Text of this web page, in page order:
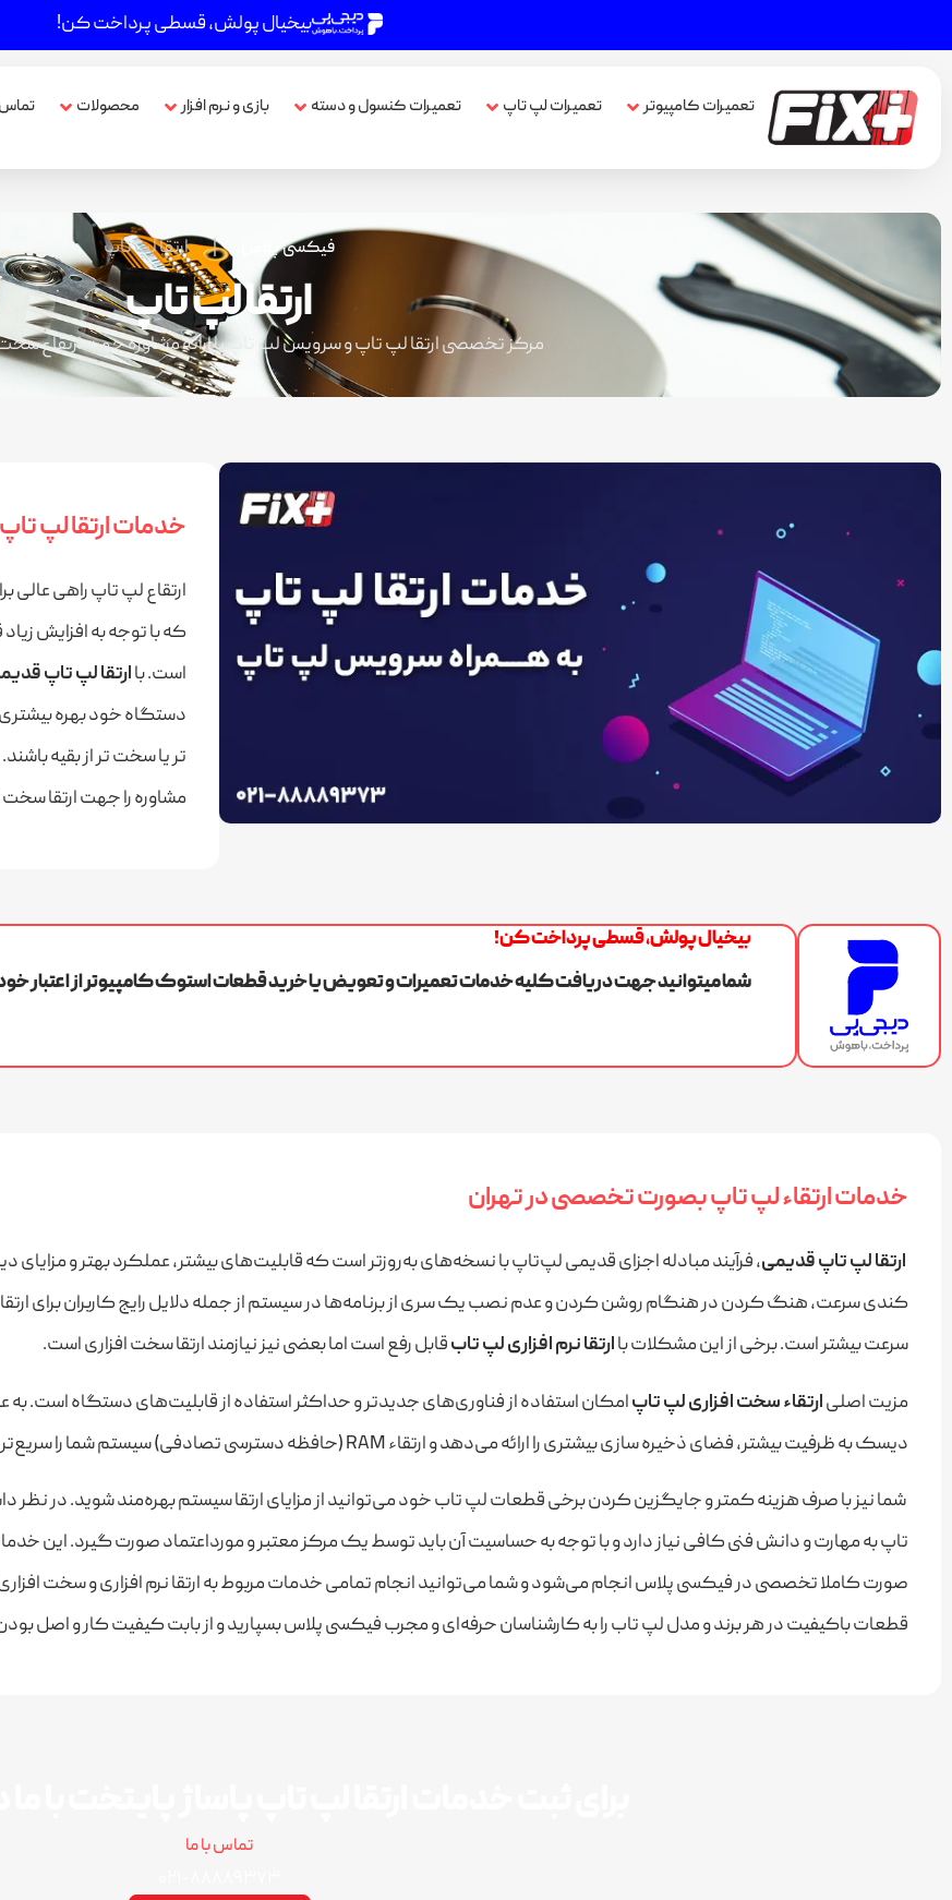
بیخیال پولش، قسطی پرداخت کن!
تعمیرات کامپیوتر تعمیرات لپ تاپ تعمیرات کنسول و دسته بازی و نرم افزار محصولات تماس
فیکسی پلاس | ارتقا لپ تاپ
ارتقا لپ تاپ
مرکز تخصصی ارتقا لپ تاپ و سرویس لب تاپ با ارائه مشاوره جهت ارتقاع سخت
خدمات ارتقا لپ
ارتقاع لپ تاپ راهی عالی
که با توجه به افزایش
است. باارتقا لپ تاپ
دستگاه خود بهره بیشتری
تر یا سخت‌ تر از بقیه
مشاوره را جهت ارتقا
بیخیال پولش، قسطی پرداخت کن!
شما میتوانید جهت دریافت کلیه خدمات تعمیرات و تعویض یا خرید قطعات استوک کامپیوتر از اعتبار
خدمات ارتقاء لپ تاپ بصورت تخصصی در تهران
ارتقا لپ ‌تاپ قدیمی، فرآیند مبادله اجزای قدیمی لپ‌تاپ با نسخه‌های به‌روزتر است که قابلیت‌های بیشتر، عملکرد بهتر و مزایای
کندی سرعت، هنگ کردن در هنگام روشن کردن و عدم نصب یک سری از برنامه‌ها در سیستم از جمله دلایل رایج کاربران برای
سرعت بیشتر است. برخی از این مشکلات باارتقا نرم افزاری لپ تابقابل رفع است اما بعضی نیز نیازمند ارتقا سخت افزاری است.
مزیت اصلیارتقاء سخت افزاری لپ تاپامکان استفاده از فناوری‌های جدیدتر و حداکثر استفاده از قابلیت‌های دستگاه است. به
دیسک به ظرفیت بیشتر، فضای ذخیره سازی بیشتری را ارائه می‌دهد و ارتقاء RAM (حافظه دسترسی تصادفی) سیستم شما را سریع‌تر می‌کند.
شما نیز با صرف هزینه کمتر و جایگزین کردن برخی قطعات لپ تاب خود می‌توانید از مزایای ارتقا سیستم بهره‌مند شوید. در نظر
تاپ به مهارت ‌و دانش فنی کافی نیاز دارد و با توجه به حساسیت آن باید توسط یک مرکز معتبر و مورداعتماد صورت گیرد. این
صورت کاملا تخصصی در فیکسی پلاس انجام می‌شود و شما می‌توانید انجام تمامی خدمات مربوط به ارتقا نرم افزاری و سخت
قطعات باکیفیت در هر برند و مدل لپ تاب را به کارشناسان حرفه‌ای و مجرب فیکسی پلاس بسپارید و از بابت کیفیت کار و اصل
تماس با ما